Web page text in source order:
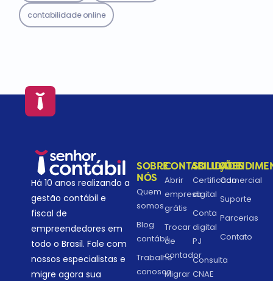
contabilidade online
Há 10 anos realizando a
gestão contábil e
fiscal de
empreendedores em
todo o Brasil. Fale com
nossos especialistas e
migre agora sua
SOBRE
NÓS
Quem
somos
Blog
contábil
Trabalhe
conosco
CONTABILIDADE
Abrir
empresa
grátis
Trocar
de
contador
Migrar
SOLUÇÕES
Certificado
digital
Conta
digital
PJ
Consulta
CNAE
Comercial
Suporte
Parcerias
Contato